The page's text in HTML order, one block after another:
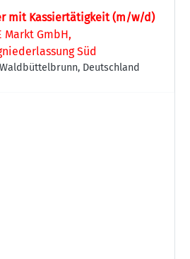
mit Kassiertätigkeit (m/w/d)
Markt GmbH,
Süd
Waldbüttelbrunn, Deutschland